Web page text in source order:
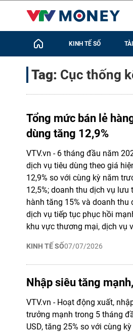
KINH TẾ SỐ
Tag: Cục thống
Tổng mức bán lẻ
dùng tăng 12,9%
KINH TẾ SỐ07/07/2026
VTV.vn - 6 tháng đầu năm
dịch vụ tiêu dùng theo giá
12,9% so với cùng kỳ năm
12,5%; doanh thu dịch vụ
hành tăng 15% và doanh thu
dịch vụ tiếp tục phục hồi
khu vực thương mại, dịch vụ
Nhập siêu tăng
VTV.vn - Hoạt động xuất,
trưởng mạnh trong 5 tháng
USD, tăng 25% so với cùng